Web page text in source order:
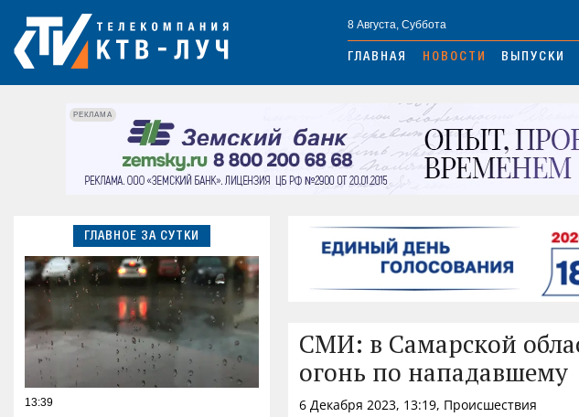
8 Августа, Суббота
ГЛАВНАЯ НОВОСТИ ВЫПУСКИ
РЕКЛАМА
ГЛАВНОЕ ЗА СУТКИ
13:39
СМИ: в Самарской
огонь по нападавшему
6 Декабря 2023, 13:19, Происшествия